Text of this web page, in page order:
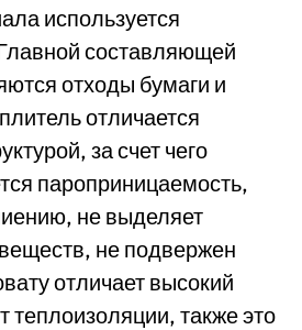
используется
составляющей
отходы бумаги и
отличается
за счет чего
пароприницаемость,
не выделяет
не подвержен
отличает высокий
теплоизоляции, также это